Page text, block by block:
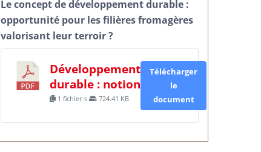
Le concept de développement durable :
opportunité pour les filières fromagères
valorisant leur terroir ?
Développement
durable : notion
1 fichier·s 724.41 KB
Télécharger
le
document